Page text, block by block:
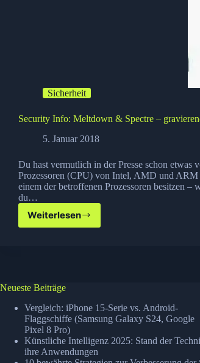
Sicherheit
Security Info: Meltdown & Spectre –
5. Januar 2018
Du hast vermutlich in der Presse schon etwas
Prozessoren (CPU) von Intel, AMD und ARM
einem der betroffenen Prozessoren besitzen –
du…
Weiterlesen
Security
gravierende
in
Prozessoren
Neueste Beiträge
Vergleich: iPhone 15-Serie vs. Android-
Flaggschiffe (Samsung Galaxy S24, Google
Pixel 8 Pro)
Künstliche Intelligenz 2025: Stand der
ihre Anwendungen